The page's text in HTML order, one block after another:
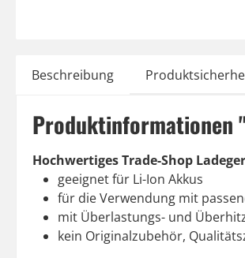
Beschreibung
Produktinformationen
Hochwertiges Trade-Shop
geeignet für Li-Ion Akkus
für die Verwendung mit
mit Überlastungs- und
kein Originalzubehör,